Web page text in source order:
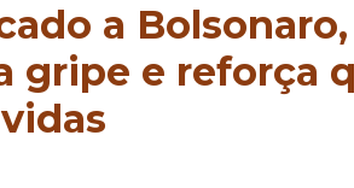
a
gripe e reforça